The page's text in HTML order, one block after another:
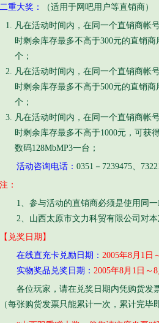
二重大奖：
（适用于网吧用户等直销商）
凡在活动时间内，在同一个直销商帐
时剩余库存最多不高于300元的直销
个；
凡在活动时间内，在同一个直销商帐
时剩余库存最多不高于500元的直销
个；
凡在活动时间内，在同一个直销商帐
时剩余库存最多不高于1000元，可获
数码128MbMP3一台；
活动咨询电话： 0351－7239475、
注：
1、参与活动的直销商必须是使用同一
2、山西太原市文力科贸有限公司对本
【兑奖日期】
在线直充卡兑励日期： 2005年8月1日
实物奖品兑奖日期： 2005年8月1日～8
各位玩家，请在兑奖日期内凭购货发票
（每张购货发票只能累计一次，累计完毕